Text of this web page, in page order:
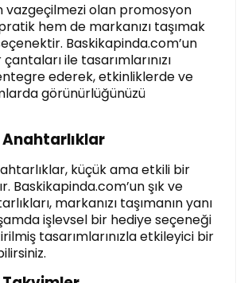
vazgeçilmezi olan promosyon
hem de markanızı taşımak
Baskikapinda.com’un
ile tasarımlarınızı
ederek, etkinliklerde ve
görünürlüğünüzü
küçük ama etkili bir
Baskikapinda.com’un şık ve
markanızı taşımanın yanı
işlevsel bir hediye seçeneği
tasarımlarınızla etkileyici bir